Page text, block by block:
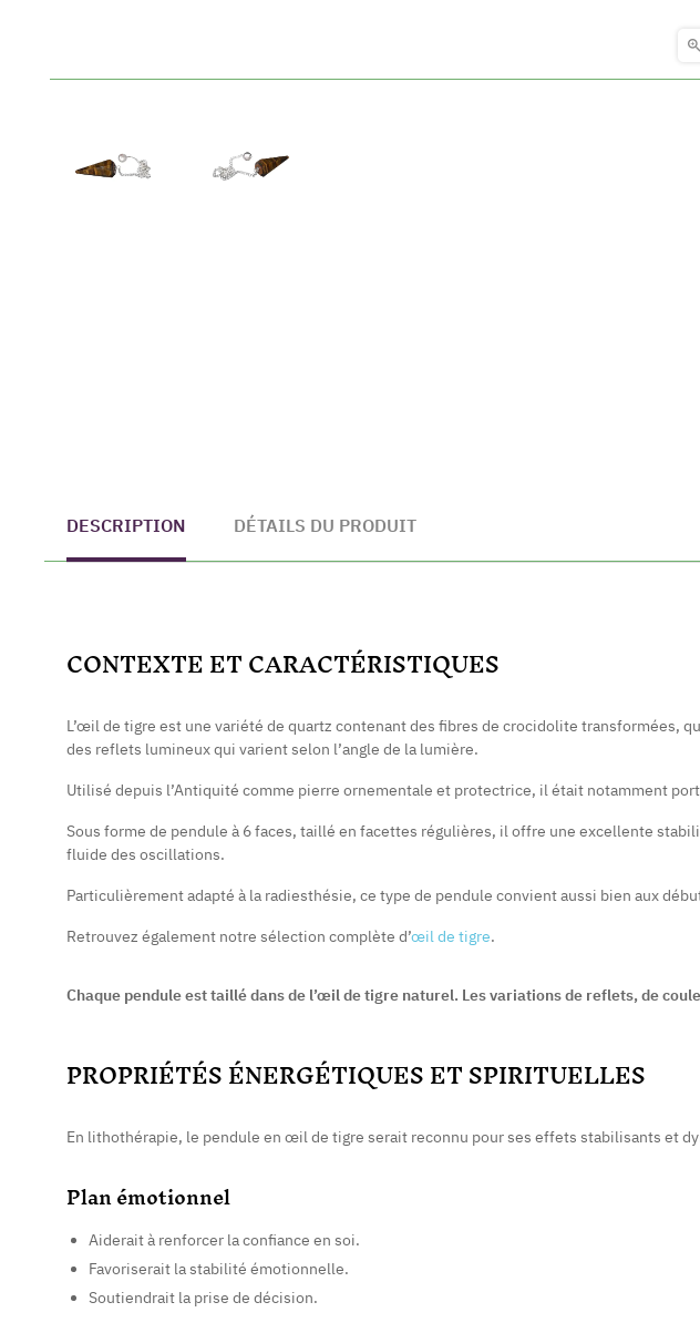

DESCRIPTION DÉTAILS DU PRODUIT
CONTEXTE ET CARACTÉRISTIQUES
L’œil de tigre est une variété de quartz contenant des fibres de crocidolite transformées,
des reflets lumineux qui varient selon l’angle de la lumière.
Utilisé depuis l’Antiquité comme pierre ornementale et protectrice, il était notamment
Sous forme de pendule à 6 faces, taillé en facettes régulières, il offre une excellente
fluide des oscillations.
Particulièrement adapté à la radiesthésie, ce type de pendule convient aussi bien aux
Retrouvez également notre sélection complète d’œil de tigre.
Chaque pendule est taillé dans de l’œil de tigre naturel. Les variations de reflets, de
PROPRIÉTÉS ÉNERGÉTIQUES ET SPIRITUELLES
En lithothérapie, le pendule en œil de tigre serait reconnu pour ses effets stabilisants et
Plan émotionnel
Aiderait à renforcer la confiance en soi.
Favoriserait la stabilité émotionnelle.
Soutiendrait la prise de décision.